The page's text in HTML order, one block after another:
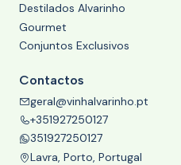
Destilados Alvarinho
Gourmet
Conjuntos Exclusivos
Contactos
geral@vinhalvarinho.pt
+351927250127
351927250127
Lavra, Porto, Portugal